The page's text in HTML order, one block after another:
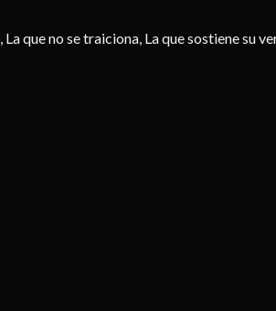
que no se traiciona, La que sostiene su